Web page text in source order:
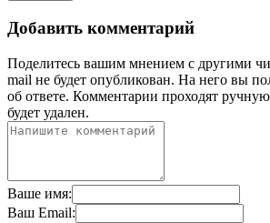
Добавить комментарий
Поделитесь вашим мнением с другими
mail не будет опубликован. На него вы
об ответе. Комментарии проходят
будет удален.
Ваше имя:
Ваш Email: